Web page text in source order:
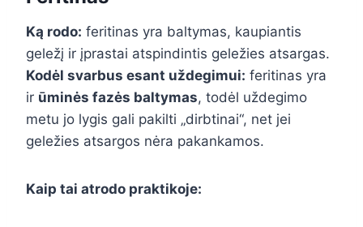
Ką rodo: feritinas yra baltymas, kaupiantis
geležį ir įprastai atspindintis geležies atsargas.
Kodėl svarbus esant uždegimui: feritinas yra
ir ūminės fazės baltymas, todėl uždegimo
metu jo lygis gali pakilti „dirbtinai“, net jei
geležies atsargos nėra pakankamos.
Kaip tai atrodo praktikoje: